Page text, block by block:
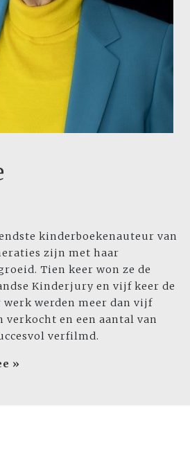
kinderboekenauteur van
zijn met haar
Tien keer won ze de
Kinderjury en vijf keer de
werk werden meer dan vijf
en een aantal van
verfilmd.
»